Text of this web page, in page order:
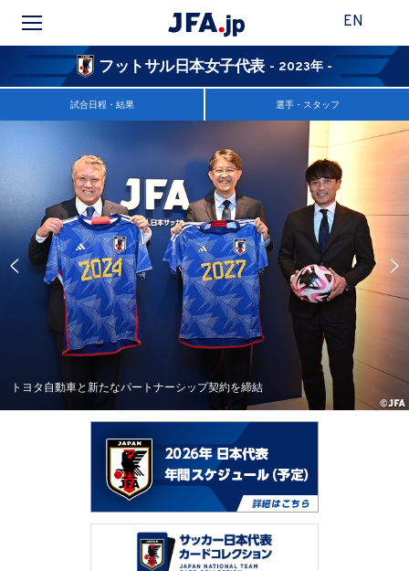
EN
フットサル日本女子代表 - 2023年 -
試合日程・結果 選手・スタッフ
トヨタ自動車と新たなパートナーシップ契約を締結